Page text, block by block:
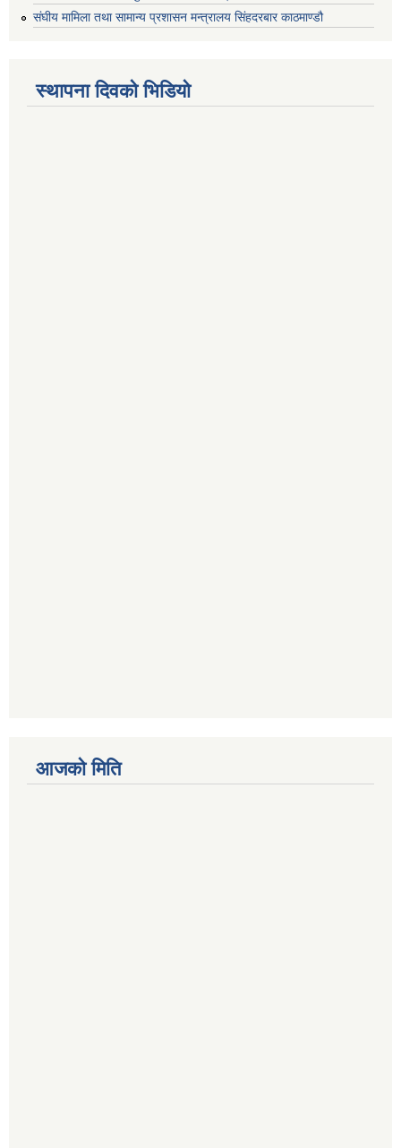
संघीय मामिला तथा सामान्य प्रशासन मन्त्रालय सिंहदरबार काठमाण्डौ
स्थापना दिवको भिडियो
आजको मिति